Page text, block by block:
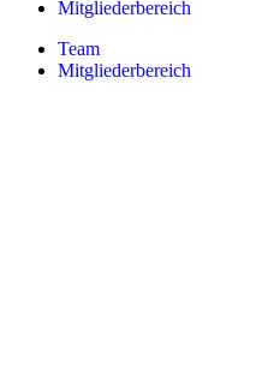
Mitgliederbereich
Team
Mitgliederbereich